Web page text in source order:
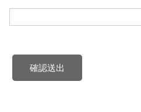
確認送出